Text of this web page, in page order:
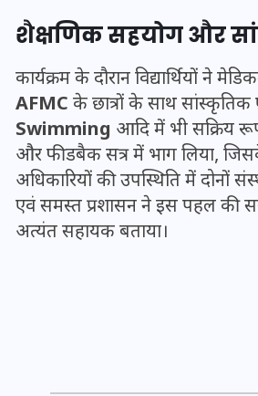
शैक्षणिक सहयोग और
कार्यक्रम के दौरान विद्यार्थियों ने
AFMC के छात्रों के साथ
Swimming आदि में भी सक्रिय
और फीडबैक सत्र में भाग लिया,
अधिकारियों की उपस्थिति में दोनों
एवं समस्त प्रशासन ने इस पहल की
अत्यंत सहायक बताया।
हुए बृजभूषण सिंह,
तपकर बना सोना
20 जनवरी